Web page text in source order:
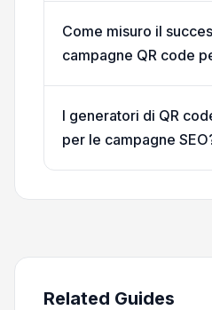
Come misuro il
campagne QR code
I generatori di QR
per le campagne
Related Guides